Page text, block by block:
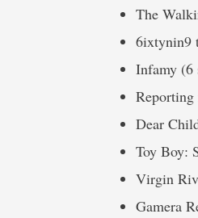
The
6ixtynin9
Infamy (6
Dear
Toy Boy:
Virgin
Gamera